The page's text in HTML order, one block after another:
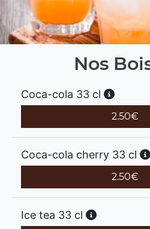
Nos
Coca-cola 33 cl
2.50€
Coca-cola cherry 33 cl
2.50€
Ice tea 33 cl